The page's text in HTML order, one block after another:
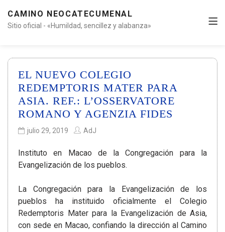
CAMINO NEOCATECUMENAL
Sitio oficial - «Humildad, sencillez y alabanza»
EL NUEVO COLEGIO
REDEMPTORIS MATER PARA
ASIA. REF.: L’OSSERVATORE
ROMANO Y AGENZIA FIDES
julio 29, 2019 AdJ
Instituto en Macao de la Congregación para la
Evangelización de los pueblos.
La Congregación para la Evangelización de los
pueblos ha instituido oficialmente el Colegio
Redemptoris Mater para la Evangelización de Asia,
con sede en Macao, confiando la dirección al Camino